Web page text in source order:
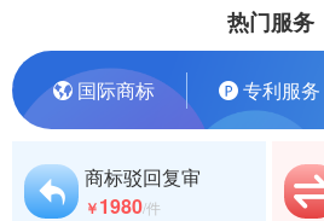
热门服务
国际商标 专利服务
商标驳回复审
￥1980/件